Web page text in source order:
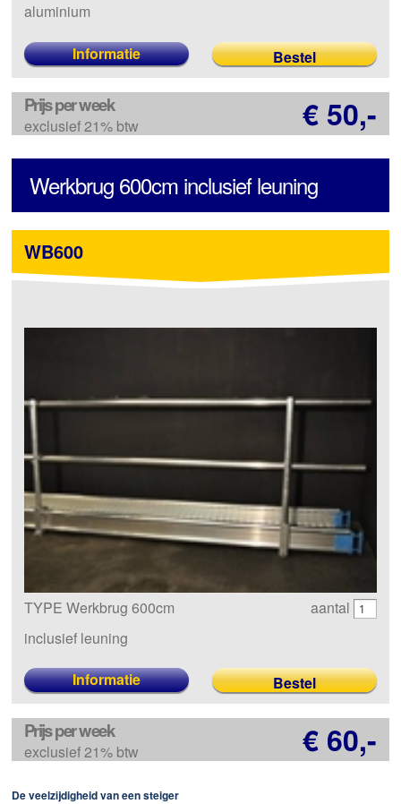
aluminium
Informatie
Prijs per week
exclusief 21% btw € 50,-
Werkbrug 600cm inclusief leuning
WB600
TYPE Werkbrug 600cm
inclusief leuning
aantal
Informatie
Prijs per week
exclusief 21% btw € 60,-
De veelzijdigheid van een steiger